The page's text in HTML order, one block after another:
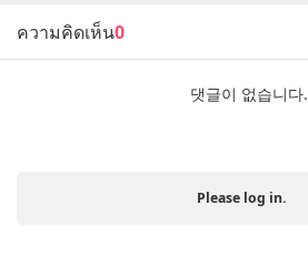
ความคิดเห็น0
댓글이 없습니다.
Please log in.